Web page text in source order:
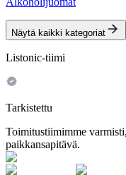
Näytä kaikki kategoriat
Listonic-tiimi
Tarkistettu
Toimitustiimimme
paikkansapitävä.